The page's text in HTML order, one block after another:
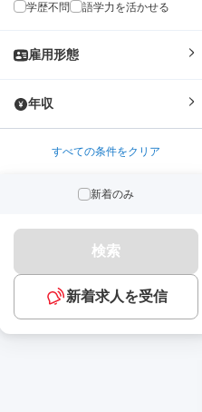
学歴不問
語学力を活かせる
雇用形態
年収
すべての条件をクリア
新着のみ
検索
新着求人を受信